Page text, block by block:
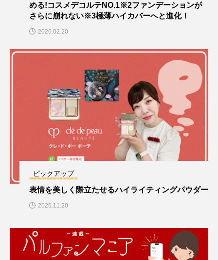
める!コスメデコルテNO.1※2ファンデーションが
さらに崩れない※3極薄ハイカバーへと進化！
2026.02.20
ピックアップ
表情を美しく際立たせるハイライティングパウダー
2025.11.20